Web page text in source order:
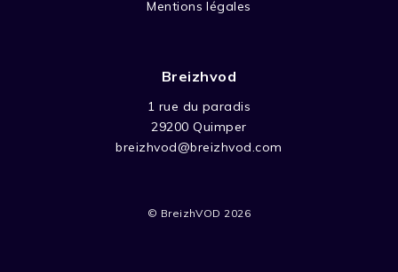
Mentions légales
Breizhvod
1 rue du paradis
29200 Quimper
breizhvod@breizhvod.com
© BreizhVOD 2026